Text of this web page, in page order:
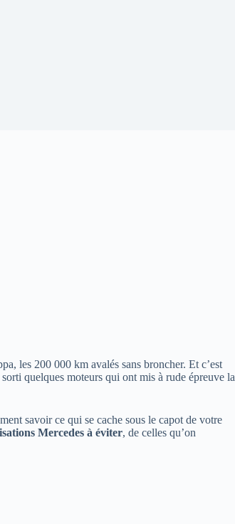
les 200 000 km avalés sans broncher. Et c’est
quelques moteurs qui ont mis à rude épreuve la
savoir ce qui se cache sous le capot de votre
Mercedes à éviter, de celles qu’on